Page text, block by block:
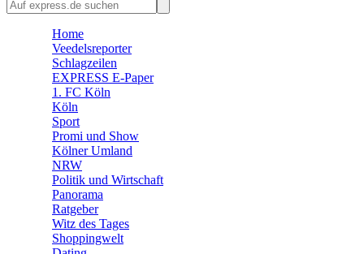
⭐ Promi
🛒 Shoppingwelt
Home
Veedelsreporter
Schlagzeilen
EXPRESS E-Paper
1. FC Köln
Köln
Sport
Promi und Show
Kölner Umland
NRW
Politik und Wirtschaft
Panorama
Ratgeber
Witz des Tages
Shoppingwelt